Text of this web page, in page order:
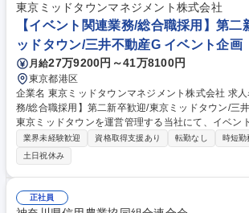
のが好きな方にオススメです♪ ・シンプルかつ重要
められた手順を誠実に守る」ことが大切です。やり
ッグストアで自社商品を見かける機会が多く、自分
繋がっている実感を持てる環境です。 募集職種 【製造職/未経験,第二新卒
歓迎】乳ボーロでおなじみ♪/マイカー通勤可/転勤無
東京ミッドタウンマネジメント株式会社
【イベント関連業務/総合職採用】第二
ッドタウン/三井不動産G イベント企画
月給27万9200円～41万8100円
東京都港区
企業名 東京ミッドタウンマネジメント株式会社 求人名 【イベント関連業
務/総合職採用】第二新卒歓迎/東京ミッドタウン/三井不動産G
東京ミッドタウンを運営管理する当社にて、イベン
せします。※状況に応じて、ジョブローテ前提の「
う可能性もございます。その場合、初期配属がイベン
限らない可能性がございます。 【詳細】■イベント
業業務 ■オープンスペース・メディア貸し業務 しか
ンス運営管理業務 ■付加価値施設とのリレーション
ン関連業務 ※各業務、営業活動や運営管理の委託先
業界未経験歓迎 資格取得支援あり 転勤なし 時短勤
土日祝休み
正社員